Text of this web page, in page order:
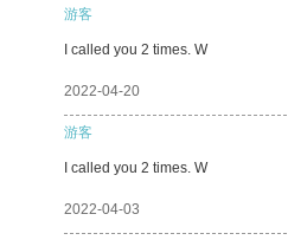
游客
I called you 2 times. W
2022-04-20
游客
I called you 2 times. W
2022-04-03